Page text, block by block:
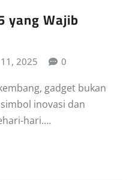
yang Wajib
2025 0
gadget bukan
inovasi dan
hari.…